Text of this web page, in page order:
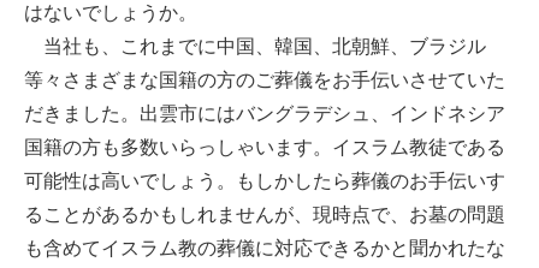
はないでしょうか。
当社も、これまでに中国、韓国、北朝鮮、ブラジル
等々さまざまな国籍の方のご葬儀をお手伝いさせていた
だきました。出雲市にはバングラデシュ、インドネシア
国籍の方も多数いらっしゃいます。イスラム教徒である
可能性は高いでしょう。もしかしたら葬儀のお手伝いす
ることがあるかもしれませんが、現時点で、お墓の問題
も含めてイスラム教の葬儀に対応できるかと聞かれたな